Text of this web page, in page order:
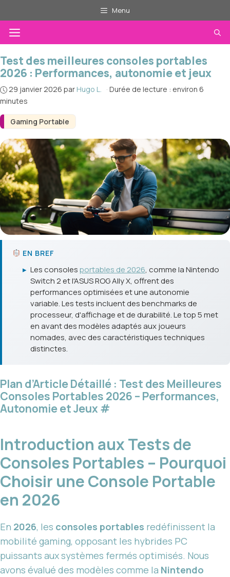
au
contenu
Menu
Menu
Gaming Portable
Test des meilleures consoles portables
2026 : Performances, autonomie et jeux
29 janvier 2026 par Hugo L. · Durée de lecture : environ 6
minutes
EN BREF
▸ Les consolesportables de 2026, comme la Nintendo
Switch 2 et l'ASUS ROG Ally X, offrent des
performances optimisées et une autonomie
variable. Les tests incluent des benchmarks de
processeur, d'affichage et de durabilité. Le top 5 met
en avant des modèles adaptés aux joueurs
nomades, avec des caractéristiques techniques
distinctes.
Plan d’Article Détaillé : Test des Meilleures
Consoles Portables 2026 – Performances,
Autonomie et Jeux #
Introduction aux Tests de
Consoles Portables – Pourquoi
Choisir une Console Portable
en 2026
En 2026, les consoles portables redéfinissent la
mobilité gaming, opposant les hybrides PC
puissants aux systèmes fermés optimisés. Nous
avons évalué des modèles comme la Nintendo